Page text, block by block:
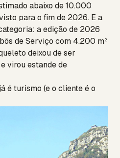
abaixo de 10.000
para o fim de 2026. E a
a edição de 2026
de Serviço com 4.200 m²
deixou de ser
virou estande de
é turismo (e o cliente é o